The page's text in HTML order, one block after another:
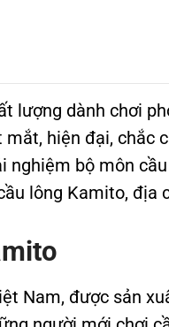
lượng dành chơi
hiện đại, chắc
nghiệm bộ môn
lông Kamito, địa
Nam, được sản